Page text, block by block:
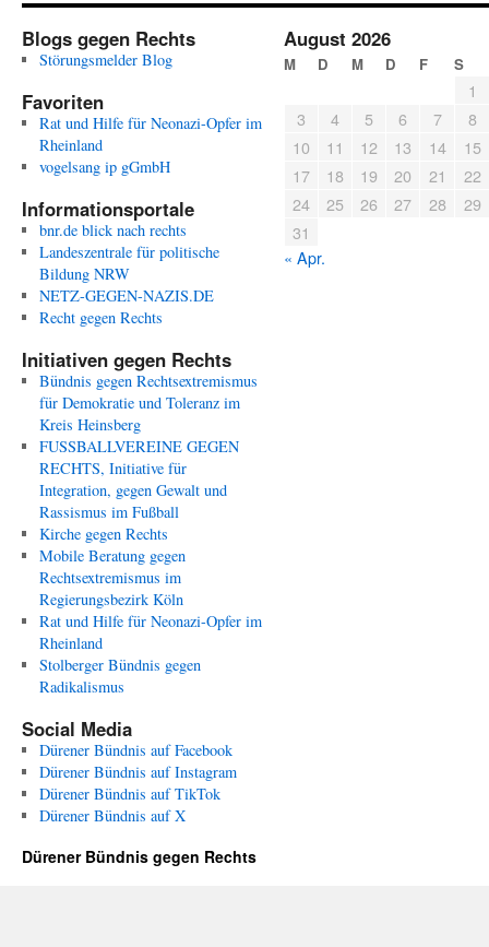
Blogs gegen Rechts
Störungsmelder Blog
Favoriten
Rat und Hilfe für Neonazi-Opfer im
Rheinland
vogelsang ip gGmbH
Informationsportale
bnr.de blick nach rechts
Landeszentrale für politische
Bildung NRW
NETZ-GEGEN-NAZIS.DE
Recht gegen Rechts
Initiativen gegen Rechts
Bündnis gegen Rechtsextremismus
für Demokratie und Toleranz im
Kreis Heinsberg
FUSSBALLVEREINE GEGEN
RECHTS, Initiative für
Integration, gegen Gewalt und
Rassismus im Fußball
Kirche gegen Rechts
Mobile Beratung gegen
Rechtsextremismus im
Regierungsbezirk Köln
Rat und Hilfe für Neonazi-Opfer im
Rheinland
Stolberger Bündnis gegen
Radikalismus
Social Media
Dürener Bündnis auf Facebook
Dürener Bündnis auf Instagram
Dürener Bündnis auf TikTok
Dürener Bündnis auf X
August 2026
M D M D F S
1
3
4 5 6 7
8
10
11 12 13 14
15
17
18 19 20 21
22
24
25 26 27 28
29
31
« Apr.
Dürener Bündnis gegen Rechts